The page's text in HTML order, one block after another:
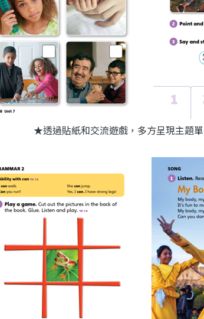
★透過貼紙和交流遊戲，多方呈現主題